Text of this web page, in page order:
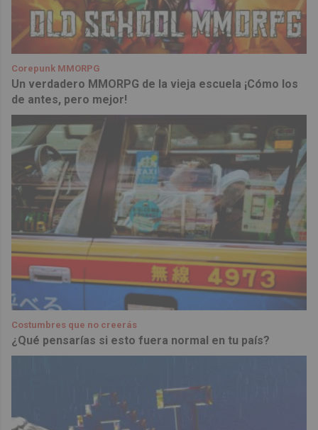
Corepunk MMORPG
Un verdadero MMORPG de la vieja escuela ¡Cómo los
de antes, pero mejor!
Costumbres que no creerás
¿Qué pensarías si esto fuera normal en tu país?